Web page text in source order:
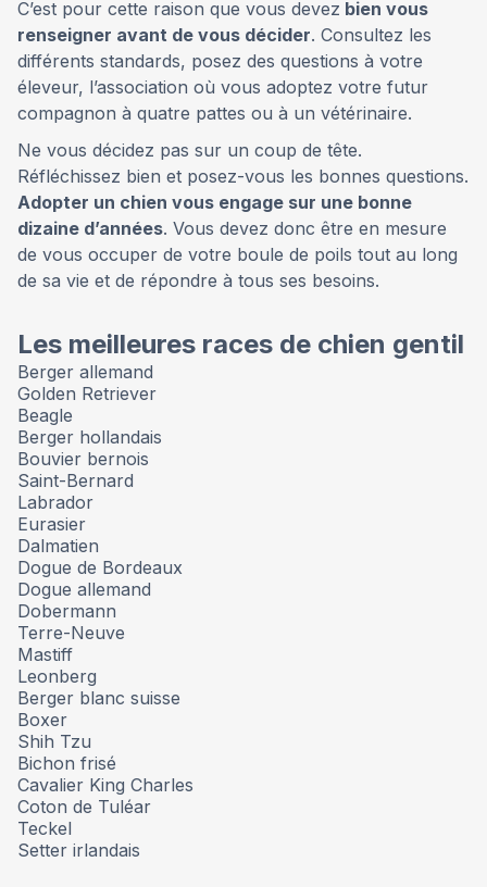
C’est pour cette raison que vous devez bien vous
renseigner avant de vous décider. Consultez les
différents standards, posez des questions à votre
éleveur, l’association où vous adoptez votre futur
compagnon à quatre pattes ou à un vétérinaire.
Ne vous décidez pas sur un coup de tête.
Réfléchissez bien et posez-vous les bonnes questions.
Adopter un chien vous engage sur une bonne
dizaine d’années. Vous devez donc être en mesure
de vous occuper de votre boule de poils tout au long
de sa vie et de répondre à tous ses besoins.
Les meilleures races de chien gentil
Berger allemand
Golden Retriever
Beagle
Berger hollandais
Bouvier bernois
Saint-Bernard
Labrador
Eurasier
Dalmatien
Dogue de Bordeaux
Dogue allemand
Dobermann
Terre-Neuve
Mastiff
Leonberg
Berger blanc suisse
Boxer
Shih Tzu
Bichon frisé
Cavalier King Charles
Coton de Tuléar
Teckel
Setter irlandais